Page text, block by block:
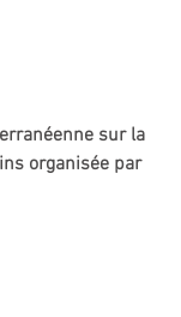
sur la
organisée par